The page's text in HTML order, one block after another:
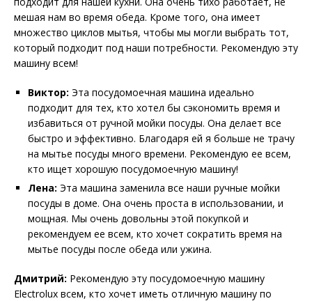
мешая нам во время обеда. Кроме того, она имеет
множество циклов мытья, чтобы мы могли выбрать тот,
который подходит под наши потребности. Рекомендую эту
машину всем!
Виктор: Эта посудомоечная машина идеально
подходит для тех, кто хотел бы сэкономить время и
избавиться от ручной мойки посуды. Она делает все
быстро и эффективно. Благодаря ей я больше не трачу
на мытье посуды много времени. Рекомендую ее всем,
кто ищет хорошую посудомоечную машину!
Лена: Эта машина заменила все наши ручные мойки
посуды в доме. Она очень проста в использовании, и
мощная. Мы очень довольны этой покупкой и
рекомендуем ее всем, кто хочет сократить время на
мытье посуды после обеда или ужина.
Дмитрий: Рекомендую эту посудомоечную машину
Electrolux всем, кто хочет иметь отличную машину по